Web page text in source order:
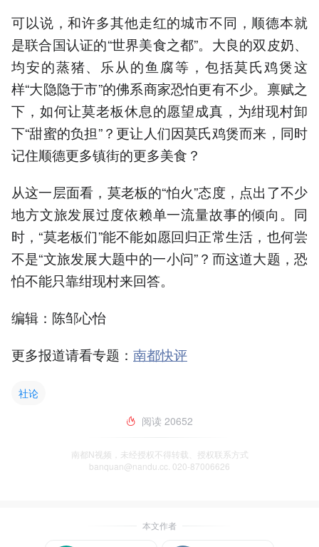
可以说，和许多其他走红的城市不同，顺德本就
是联合国认证的“世界美食之都”。大良的双皮奶、
均安的蒸猪、乐从的鱼腐等，包括莫氏鸡煲这
样“大隐隐于市”的佛系商家恐怕更有不少。禀赋之
下，如何让莫老板休息的愿望成真，为绀现村卸
下“甜蜜的负担”？更让人们因莫氏鸡煲而来，同时
记住顺德更多镇街的更多美食？
从这一层面看，莫老板的“怕火”态度，点出了不少
地方文旅发展过度依赖单一流量故事的倾向。同
时，“莫老板们”能不能如愿回归正常生活，也何尝
不是“文旅发展大题中的一小问”？而这道大题，恐
怕不能只靠绀现村来回答。
编辑：陈邹心怡
更多报道请看专题： 南都快评
社论
阅读 20652
南都N视频，未经授权不得转载、授权联系方式
banquan@nandu.cc. 020-87006626
本文作者